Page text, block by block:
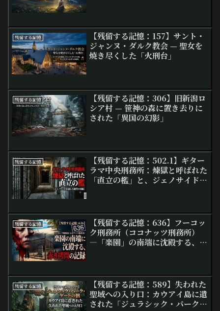
残留する記憶
【残留する記憶：157】サント・
ジャンヌ・ダルク教会 — 聖女を
焼き尽くした「火刑台」
残留する記憶
【残留する記憶：306】旧新潟ロ
シア村 — 笹神の森に置き去りに
された「異国の幻影」
残留する記憶
【残留する記憶：502.1】ギター
ラマ中央刑務所：煉獄と呼ばれた
「直立の檻」と、ジェノサイドが
残留する記憶
【残留する記憶：636】フーコッ
ク刑務所（ココナッツ刑務所）
―「楽園」の南端に沈殿する、赤
残留する記憶
【残留する記憶：589】失われた
聖域への入り口：カウアイ島に遺
された「ジュラシック・パーク・